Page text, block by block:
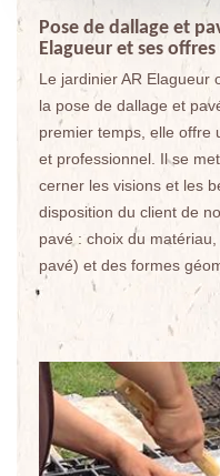
Pose de dallage et
Elagueur et ses
Le jardinier AR Elagueur
la pose de dallage et
premier temps, elle offre
et professionnel. Il se
cerner les visions et les
disposition du client de
pavé : choix du
pavé) et des formes